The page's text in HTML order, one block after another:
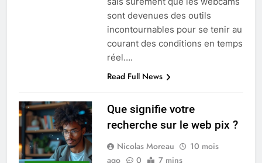
sont devenues des outils
incontournables pour se tenir au
courant des conditions en temps
réel….
Read Full News
Que signifie votre
recherche sur le web pix ?
Nicolas Moreau
10 mois
ago
0 7 mins